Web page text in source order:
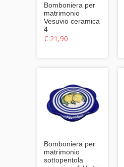
Bomboniera per
matrimonio
Vesuvio ceramica
4
€ 21,90
Bomboniera per
matrimonio
sottopentola